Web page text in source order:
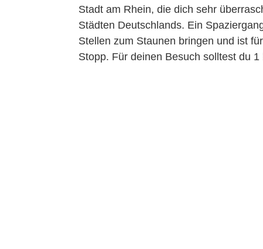
Stadt am Rhein, die dich sehr
Städten Deutschlands. Ein
Stellen zum Staunen bringen und ist
Stopp. Für deinen Besuch solltest du